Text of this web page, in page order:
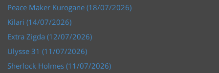
Peace Maker Kurogane (18/07/2026)
Kilari (14/07/2026)
Extra Zigda (12/07/2026)
Ulysse 31 (11/07/2026)
Sherlock Holmes (11/07/2026)